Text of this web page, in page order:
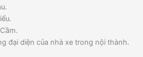
đại diện của nhà xe trong nội thành.